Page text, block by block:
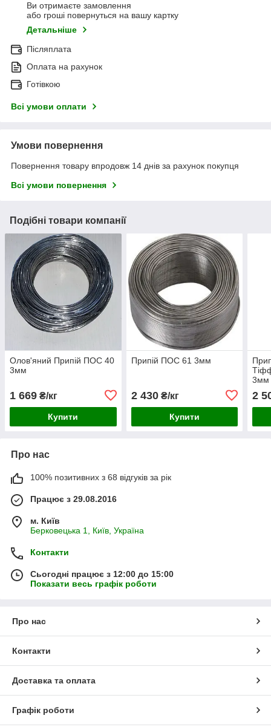
Ви отримаєте замовлення
або гроші повернуться на вашу картку
Детальніше
Післяплата
Оплата на рахунок
Готівкою
Всі умови оплати
Умови повернення
Повернення товару впродовж 14 днів за рахунок покупця
Всі умови повернення
Подібні товари компанії
Олов'яний Припій ПОС 40
3мм
1 669 ₴/кг
Купити
Припій ПОС 61 3мм
2 430₴/кг
Купити
3мм
2
Про нас
100% позитивних з 68 відгуків за рік
Працює з 29.08.2016
м. Київ
Берковецька 1, Київ, Україна
Контакти
Сьогодні працює з 12:00 до 15:00
Показати весь графік роботи
Про нас
Контакти
Доставка та оплата
Графік роботи